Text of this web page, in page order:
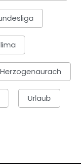
Herzogenaurach
Urlaub